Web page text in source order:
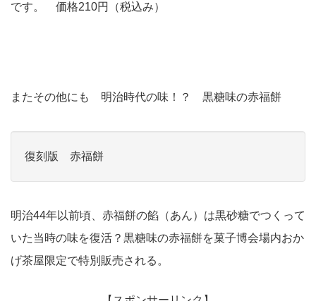
です。 価格210円（税込み）
またその他にも 明治時代の味！？ 黒糖味の赤福餅
復刻版 赤福餅
明治44年以前頃、赤福餅の餡（あん）は黒砂糖でつくって
いた当時の味を復活？黒糖味の赤福餅を菓子博会場内おか
げ茶屋限定で特別販売される。